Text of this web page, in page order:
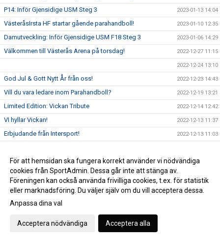
P14: Inför Gjensidige USM Steg 3 2023-01-13 14:04
VästeråsIrsta HF startar gående parahandboll! 2023-01-10 12:35
Damutveckling: Inför Gjensidige USM F18 Steg 3 2023-01-06 14:29
Välkommen till Västerås Arena på torsdag! 2022-12-27 11:15
2022-12-24 13:10
God Jul & Gott Nytt År från oss! 2022-12-23 14:43
Vill du vara ledare inom Parahandboll? 2022-12-19 13:21
Limited Edition: Vickan Tribute 2022-12-14 12:42
VI hyllar Vickan! 2022-12-13 11:37
Erbjudande från Intersport! 2022-12-13 11:03
P14: "Vi har duktiga killar som kämpar hårt tillsammans" 2022-12-01 12:31
P11 träffar Claes Hellgren! 2022-12-01 11:41
Dagens matchsponsor: Axelssons 2022-11-30 12:00
Välkommen tillbaka, Mattias!
P0809: Inför Gjensidige USM Steg 2
För att hemsidan ska fungera korrekt använder vi nödvändiga
cookies från SportAdmin. Dessa går inte att stänga av.
Föreningen kan också använda frivilliga cookies, t.ex. för statistik
eller marknadsföring. Du väljer själv om du vill acceptera dessa.
Anpassa dina val
Acceptera nödvändiga Acceptera alla